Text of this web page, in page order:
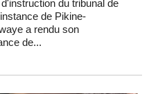
du tribunal de
de Pikine-
a rendu son
de...